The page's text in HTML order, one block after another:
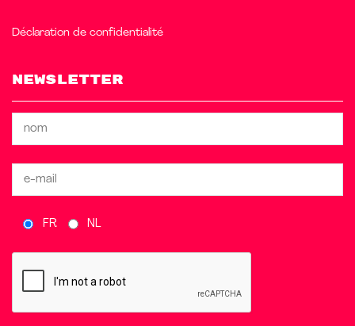
Déclaration de confidentialité
Newsletter
FR NL